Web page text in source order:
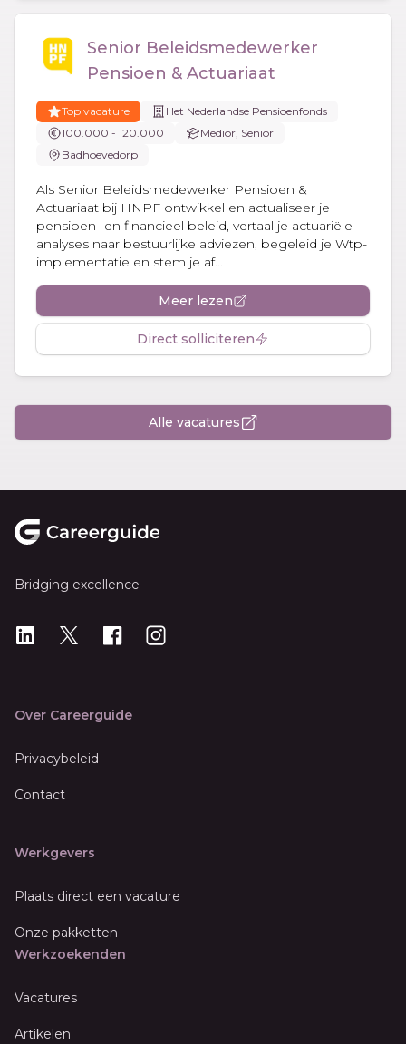
Senior Beleidsmedewerker
Pensioen & Actuariaat
Top vacature
Het Nederlandse Pensioenfonds
100.000 - 120.000
Medior, Senior
Badhoevedorp
Als Senior Beleidsmedewerker Pensioen &
Actuariaat bij HNPF ontwikkel en actualiseer je
pensioen- en financieel beleid, vertaal je actuariële
analyses naar bestuurlijke adviezen, begeleid je Wtp-
implementatie en stem je af...
Meer lezen
Direct solliciteren
Alle vacatures
Bridging excellence
LinkedIn
X Instagram
Over Careerguide
Privacybeleid
Contact
Werkgevers
Plaats direct een vacature
Onze pakketten
Werkzoekenden
Vacatures
Artikelen